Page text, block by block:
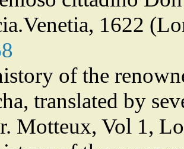
1622
of the
translated by
Motteux, Vol 1,